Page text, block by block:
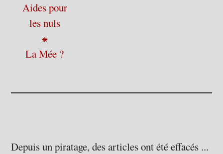
Aides pour
les nuls
⁕
La Mée ?
Depuis un piratage, des articles ont été effacés ...